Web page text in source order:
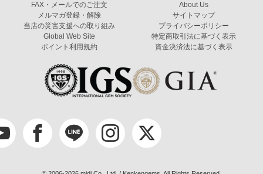
FAX・メールでのご注文
メルマガ登録・解除
当店の災害支援への取り組み
Global Web Site
ポイント利用規約
About Us
サイトマップ
プライバシーポリシー
特定商取引法に基づく表示
資金決済法に基づく表示